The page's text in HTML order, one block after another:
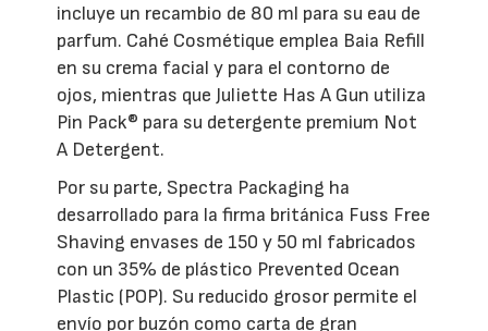
incluye un recambio de 80 ml para su eau de
parfum. Cahé Cosmétique emplea Baia Refill
en su crema facial y para el contorno de
ojos, mientras que Juliette Has A Gun utiliza
Pin Pack® para su detergente premium Not
A Detergent.
Por su parte, Spectra Packaging ha
desarrollado para la firma británica Fuss Free
Shaving envases de 150 y 50 ml fabricados
con un 35% de plástico Prevented Ocean
Plastic (POP). Su reducido grosor permite el
envío por buzón como carta de gran